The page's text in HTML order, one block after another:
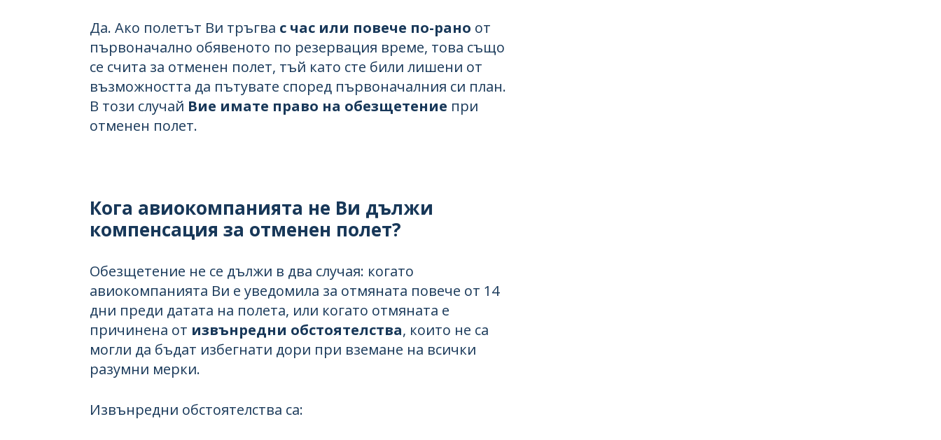
Да. Ако полетът Ви тръгва с час или повече по-рано от
първоначално обявеното по резервация време, това също
се счита за отменен полет, тъй като сте били лишени от
възможността да пътувате според първоначалния си план.
В този случай Вие имате право на обезщетение при
отменен полет.
Кога авиокомпанията не Ви дължи
компенсация за отменен полет?
Обезщетение не се дължи в два случая: когато
авиокомпанията Ви е уведомила за отмяната повече от 14
дни преди датата на полета, или когато отмяната е
причинена от извънредни обстоятелства, които не са
могли да бъдат избегнати дори при вземане на всички
разумни мерки.
Извънредни обстоятелства са: